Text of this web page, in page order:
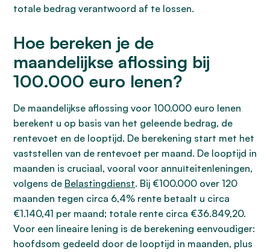
totale bedrag verantwoord af te lossen.
Hoe bereken je de
maandelijkse aflossing bij
100.000 euro lenen?
De maandelijkse aflossing voor 100.000 euro lenen
berekent u op basis van het geleende bedrag, de
rentevoet en de looptijd. De berekening start met het
vaststellen van de rentevoet per maand. De looptijd in
maanden is cruciaal, vooral voor annuïteitenleningen,
volgens de Belastingdienst. Bij €100.000 over 120
maanden tegen circa 6,4% rente betaalt u circa
€1.140,41 per maand; totale rente circa €36.849,20.
Voor een lineaire lening is de berekening eenvoudiger:
hoofdsom gedeeld door de looptijd in maanden, plus